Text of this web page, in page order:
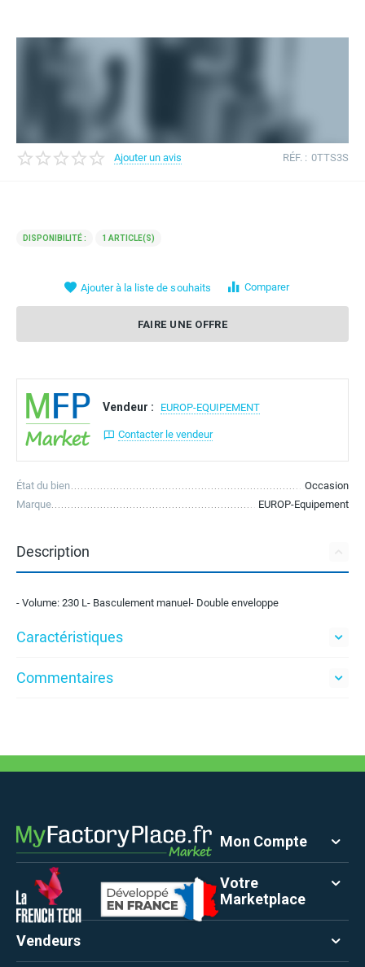
Ajouter un avis RÉF. : 0TTS3S
DISPONIBILITÉ : 1 ARTICLE(S)
Ajouter à la liste de souhaits Comparer
FAIRE UNE OFFRE
Vendeur : EUROP-EQUIPEMENT
Contacter le vendeur
État du bien
Occasion
Marque
EUROP-Equipement
Description
- Volume: 230 L- Basculement manuel- Double enveloppe
Caractéristiques
Commentaires
Mon Compte
Votre
Marketplace
Vendeurs